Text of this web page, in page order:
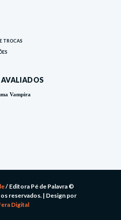
TROCAS
Vampira
/ Editora Pé de Palavra ©
reservados. | Design por
Digital